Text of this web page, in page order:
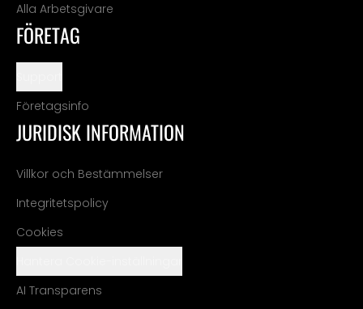
Alla Arbetsgivare
FÖRETAG
Företagsinfo
JURIDISK INFORMATION
Villkor och Bestämmelser
Integritetspolicy
Cookies
AI Transparens